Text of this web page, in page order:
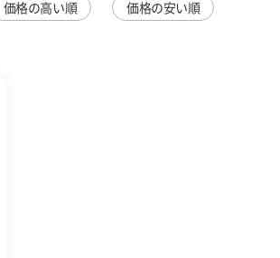
価格の高い順 価格の安い順